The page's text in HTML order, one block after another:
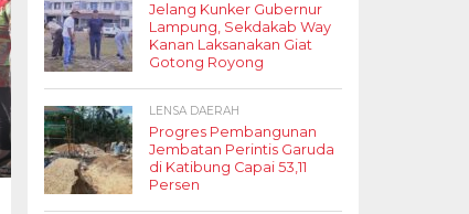
Jelang Kunker Gubernur
Lampung, Sekdakab Way
Kanan Laksanakan Giat
Gotong Royong
LENSA DAERAH
Progres Pembangunan
Jembatan Perintis Garuda
di Katibung Capai 53,11
Persen